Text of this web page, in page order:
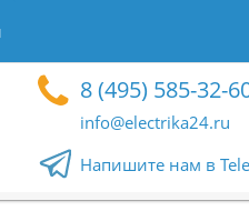
8 (495) 585-32-
info@electrika24.ru
Напишите нам в